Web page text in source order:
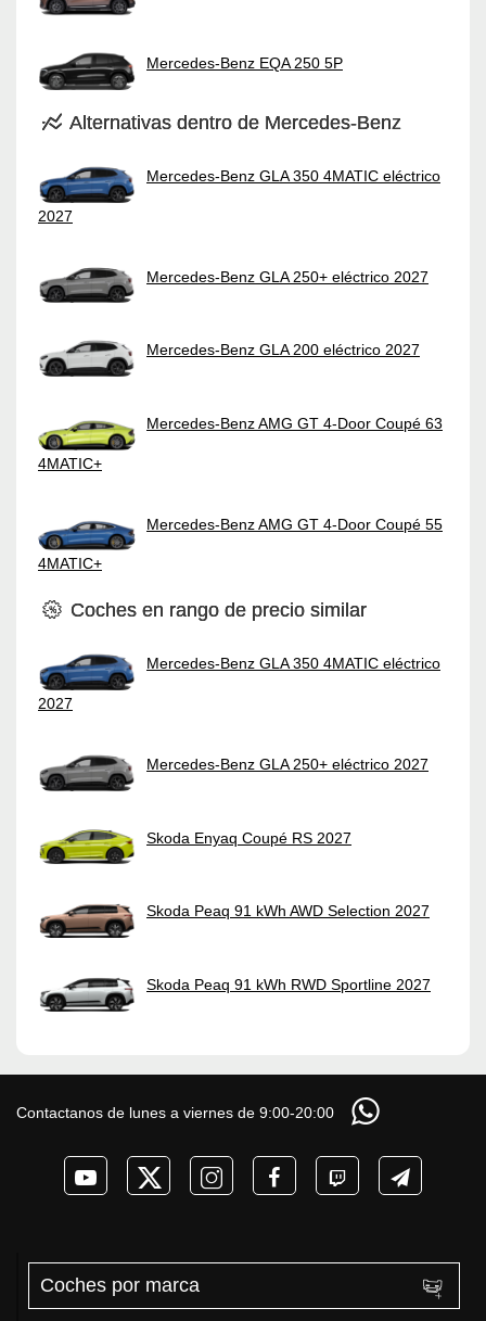
Mercedes-Benz EQA 250 5P
Alternativas dentro de Mercedes-Benz
Mercedes-Benz GLA 350 4MATIC eléctrico
2027
Mercedes-Benz GLA 250+ eléctrico 2027
Mercedes-Benz GLA 200 eléctrico 2027
Mercedes-Benz AMG GT 4-Door Coupé 63
4MATIC+
Mercedes-Benz AMG GT 4-Door Coupé 55
4MATIC+
Coches en rango de precio similar
Mercedes-Benz GLA 350 4MATIC eléctrico
2027
Mercedes-Benz GLA 250+ eléctrico 2027
Skoda Enyaq Coupé RS 2027
Skoda Peaq 91 kWh AWD Selection 2027
Skoda Peaq 91 kWh RWD Sportline 2027
Contactanos de lunes a viernes de 9:00-20:00
Coches por marca